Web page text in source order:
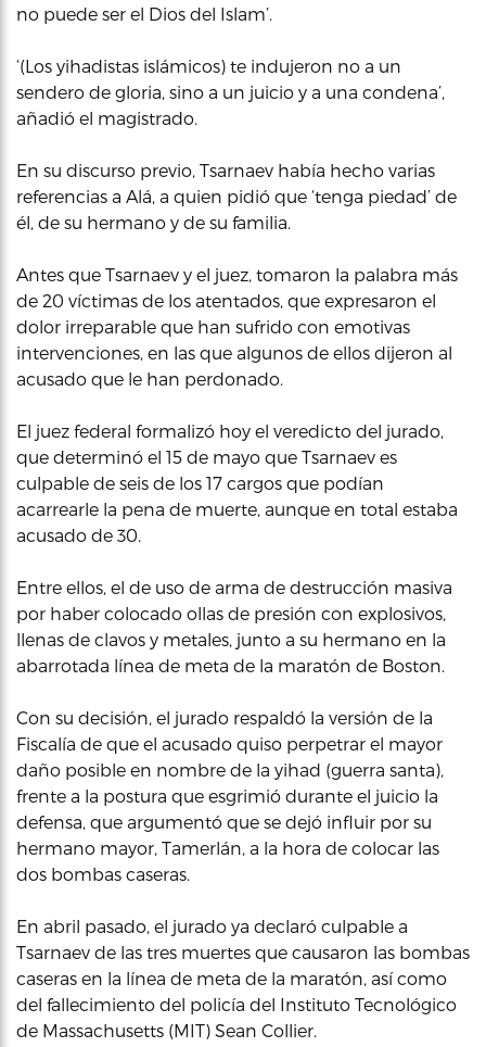
no puede ser el Dios del Islam’.
‘(Los yihadistas islámicos) te indujeron no a un
sendero de gloria, sino a un juicio y a una condena’,
añadió el magistrado.
En su discurso previo, Tsarnaev había hecho varias
referencias a Alá, a quien pidió que ‘tenga piedad’ de
él, de su hermano y de su familia.
Antes que Tsarnaev y el juez, tomaron la palabra más
de 20 víctimas de los atentados, que expresaron el
dolor irreparable que han sufrido con emotivas
intervenciones, en las que algunos de ellos dijeron al
acusado que le han perdonado.
El juez federal formalizó hoy el veredicto del jurado,
que determinó el 15 de mayo que Tsarnaev es
culpable de seis de los 17 cargos que podían
acarrearle la pena de muerte, aunque en total estaba
acusado de 30.
Entre ellos, el de uso de arma de destrucción masiva
por haber colocado ollas de presión con explosivos,
llenas de clavos y metales, junto a su hermano en la
abarrotada línea de meta de la maratón de Boston.
Con su decisión, el jurado respaldó la versión de la
Fiscalía de que el acusado quiso perpetrar el mayor
daño posible en nombre de la yihad (guerra santa),
frente a la postura que esgrimió durante el juicio la
defensa, que argumentó que se dejó influir por su
hermano mayor, Tamerlán, a la hora de colocar las
dos bombas caseras.
En abril pasado, el jurado ya declaró culpable a
Tsarnaev de las tres muertes que causaron las bombas
caseras en la línea de meta de la maratón, así como
del fallecimiento del policía del Instituto Tecnológico
de Massachusetts (MIT) Sean Collier.